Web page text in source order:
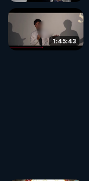
1:45:43